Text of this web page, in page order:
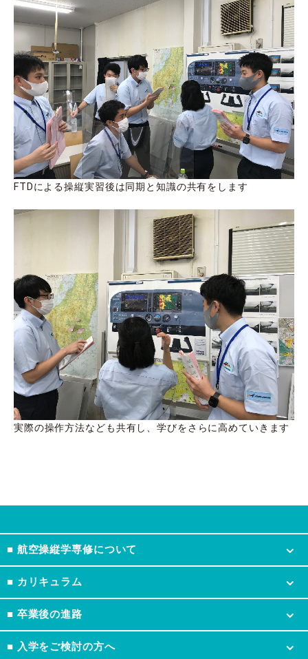
FTDによる操縦実習後は同期と知識の共有をします
実際の操作方法なども共有し、学びをさらに高めていきます
■ 航空操縦学専修について
■ カリキュラム
■ 卒業後の進路
■ 入学をご検討の方へ